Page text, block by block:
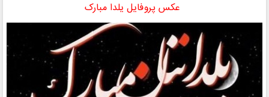
عکس پروفایل یلدا مبارک